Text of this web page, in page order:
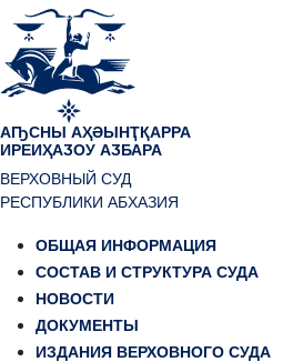
АҦСНЫ АҲӘЫНҬҚАРРА
ИРЕИҲАӠОУ АӠБАРА
ВЕРХОВНЫЙ СУД
РЕСПУБЛИКИ АБХАЗИЯ
ОБЩАЯ ИНФОРМАЦИЯ
СОСТАВ И СТРУКТУРА СУДА
НОВОСТИ
ДОКУМЕНТЫ
ИЗДАНИЯ ВЕРХОВНОГО СУДА